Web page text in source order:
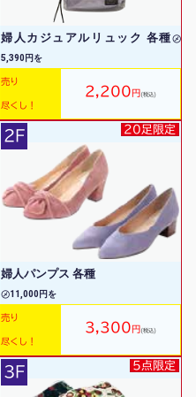
婦人カジュアルリュック 各種㋱
5,390円を
売り
尽くし！
2,200 円 (税込)
2F 20足限定
婦人パンプス 各種
㋱11,000円を
売り
尽くし！
3,300 円 (税込)
3F 5点限定